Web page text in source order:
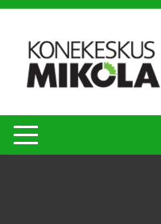
Siirry
sisältöön